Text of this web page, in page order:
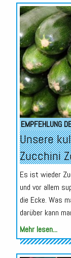
EMPFEHLUNG
Unsere
Zucchini
Es ist wieder
und vor allem
die Ecke. Was
darüber kann
Mehr lesen...